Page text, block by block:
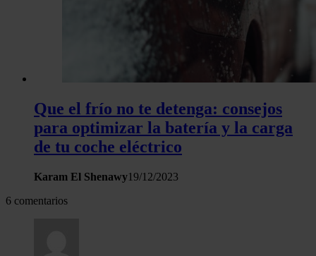
Que el frío no te detenga: consejos
para optimizar la batería y la carga
de tu coche eléctrico
Karam El Shenawy19/12/2023
6 comentarios